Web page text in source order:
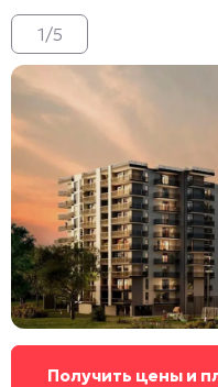
1/5
Получить цены и